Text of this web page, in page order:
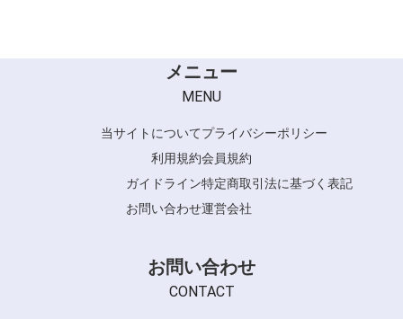
メニュー
MENU
当サイトについてプライバシーポリシー
利用規約会員規約
ガイドライン特定商取引法に基づく表記
お問い合わせ運営会社
お問い合わせ
CONTACT